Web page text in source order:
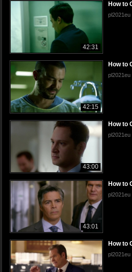
42:31
How to
pl2021eu
42:15
How to
pl2021eu
43:00
How to
pl2021eu
43:01
How to
pl2021eu
How to
pl2021eu